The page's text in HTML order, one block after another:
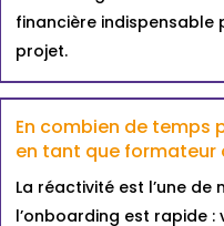
financière
projet.
En combien de temps
en tant que formateur
La réactivité est l’une de
l’onboarding est rapide